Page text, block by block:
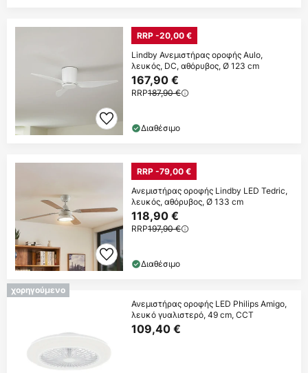
RRP -20,00 €
Lindby Ανεμιστήρας οροφής Aulo,
λευκός, DC, αθόρυβος, Ø 123 cm
167,90 €
RRP187,90 €
Διαθέσιμο
RRP -79,00 €
Ανεμιστήρας οροφής Lindby LED Tedric,
λευκός, αθόρυβος, Ø 133 cm
118,90 €
RRP197,90 €
Διαθέσιμο
χορηγούμενο
Ανεμιστήρας οροφής LED Philips Amigo,
λευκό γυαλιστερό, 49 cm, CCT
109,40 €